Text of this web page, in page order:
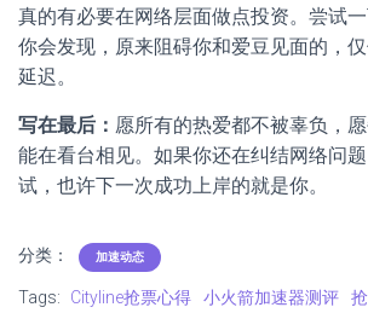
真的有必要在网络层面做点投资。尝试
你会发现，原来阻碍你和爱豆见面的，
延迟。
写在最后： 愿所有的热爱都不被辜负，
能在看台相见。如果你还在纠结网络问
试，也许下一次成功上岸的就是你。
分类： 加速动态
Tags: Cityline抢票心得 小火箭加速器测评